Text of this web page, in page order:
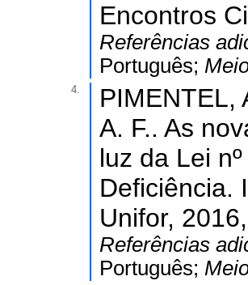
Encontros
Referências
Português;
4.
PIMENTEL,
A. F.. As
luz da Lei
Deficiência.
Unifor,
Referências
Português;